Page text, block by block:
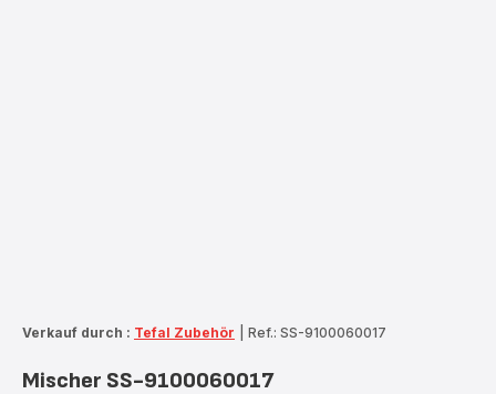
Verkauf durch : Tefal Zubehör Ref.: SS-9100060017
Mischer SS-9100060017